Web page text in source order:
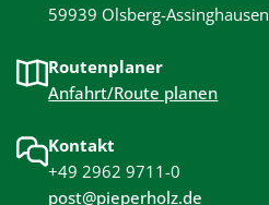
59939 Olsberg-Assinghausen
Routenplaner
Anfahrt/Route planen
Kontakt
+49 2962 9711-0
post@pieperholz.de